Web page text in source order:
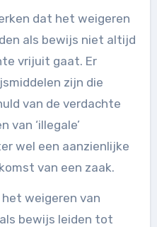
dat het weigeren
als bewijs niet altijd
vrijuit gaat. Er
zijn die
van de verdachte
van ‘illegale’
wel een aanzienlijke
van een zaak.
weigeren van
als bewijs leiden tot